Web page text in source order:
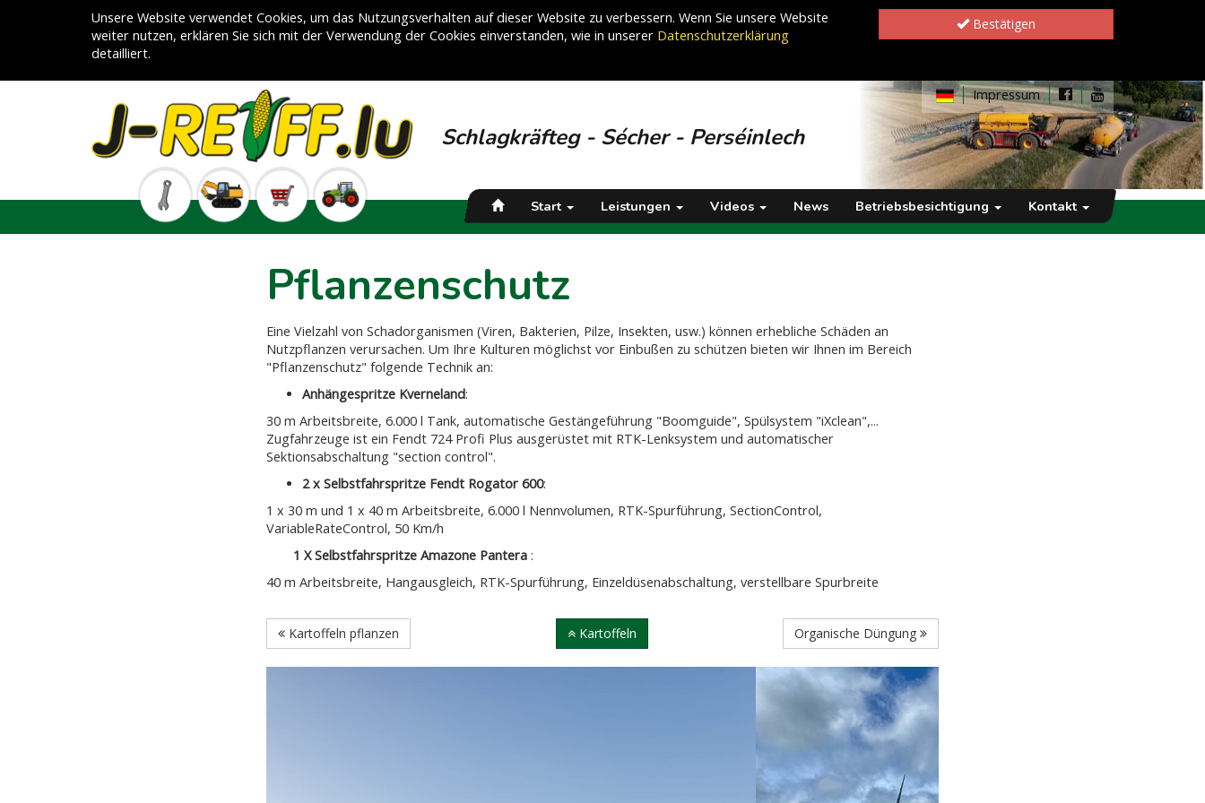
Unsere Website verwendet Cookies, um das Nutzungsverhalten auf dieser Website zu verbessern. Wenn Sie unsere Website
weiter nutzen, erklären Sie sich mit der Verwendung der Cookies einverstanden, wie in unserer Datenschutzerklärung
detailliert.
Bestätigen
Impressum
Schlagkräfteg - Sécher - Perséinlech
Start Leistungen Videos News Betriebsbesichtigung Kontakt
Pflanzenschutz
Eine Vielzahl von Schadorganismen (Viren, Bakterien, Pilze, Insekten, usw.) können erhebliche Schäden an
Nutzpflanzen verursachen. Um Ihre Kulturen möglichst vor Einbußen zu schützen bieten wir Ihnen im Bereich
"Pflanzenschutz" folgende Technik an:
Anhängespritze Kverneland:
30 m Arbeitsbreite, 6.000 l Tank, automatische Gestängeführung "Boomguide", Spülsystem "iXclean",...
Zugfahrzeuge ist ein Fendt 724 Profi Plus ausgerüstet mit RTK-Lenksystem und automatischer
Sektionsabschaltung "section control".
2 x Selbstfahrspritze Fendt Rogator 600:
1 x 30 m und 1 x 40 m Arbeitsbreite, 6.000 l Nennvolumen, RTK-Spurführung, SectionControl,
VariableRateControl, 50 Km/h
1 X Selbstfahrspritze Amazone Pantera :
40 m Arbeitsbreite, Hangausgleich, RTK-Spurführung, Einzeldüsenabschaltung, verstellbare Spurbreite
Kartoffeln pflanzen Kartoffeln Organische Düngung